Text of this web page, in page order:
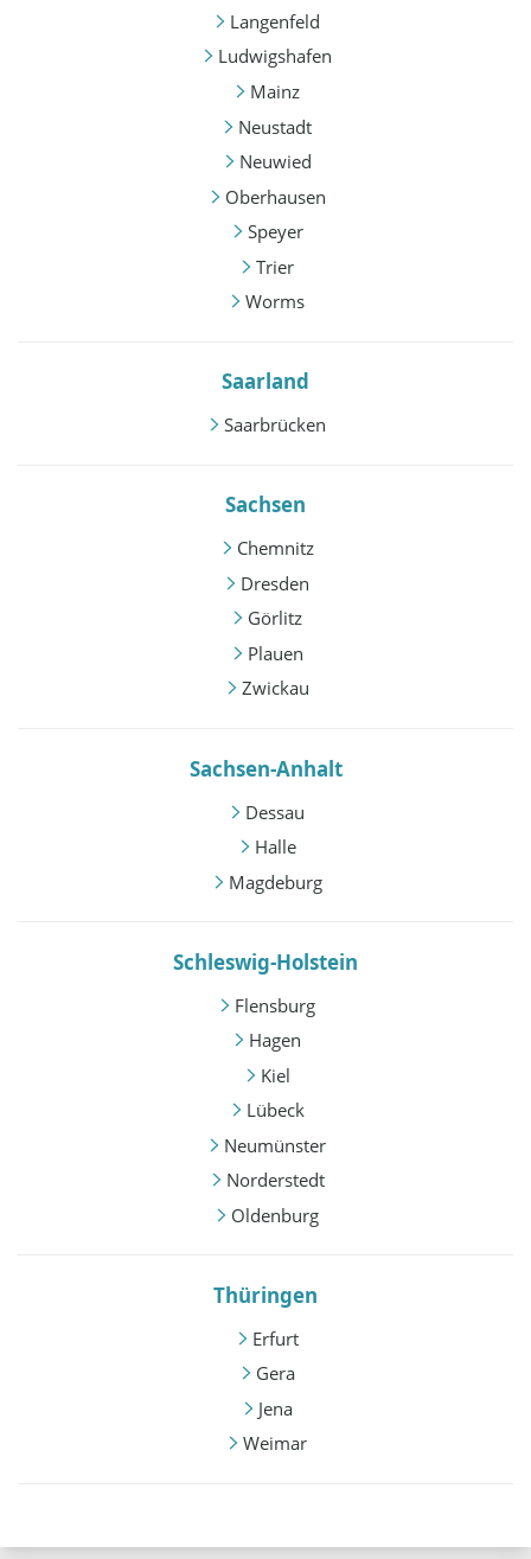
Langenfeld
Ludwigshafen
Mainz
Neustadt
Neuwied
Oberhausen
Speyer
Trier
Worms
Saarland
Saarbrücken
Sachsen
Chemnitz
Dresden
Görlitz
Plauen
Zwickau
Sachsen-Anhalt
Dessau
Halle
Magdeburg
Schleswig-Holstein
Flensburg
Hagen
Kiel
Lübeck
Neumünster
Norderstedt
Oldenburg
Thüringen
Erfurt
Gera
Jena
Weimar